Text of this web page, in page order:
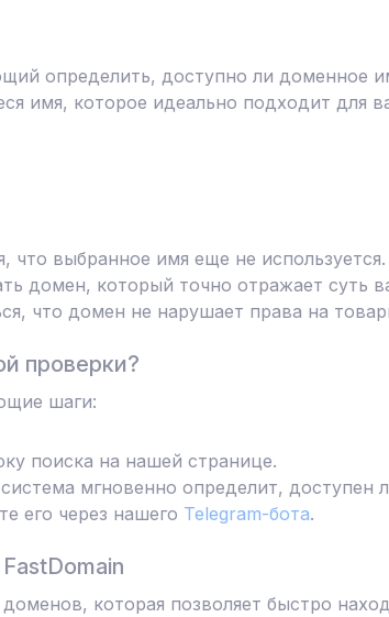
определить, доступно ли доменное
имя, которое идеально подходит для
что выбранное имя еще не используется.
домен, который точно отражает суть
что домен не нарушает права на
проверки?
шаги:
поиска на нашей странице.
мгновенно определит, доступен
его через нашего Telegram-бота.
которая позволяет быстро